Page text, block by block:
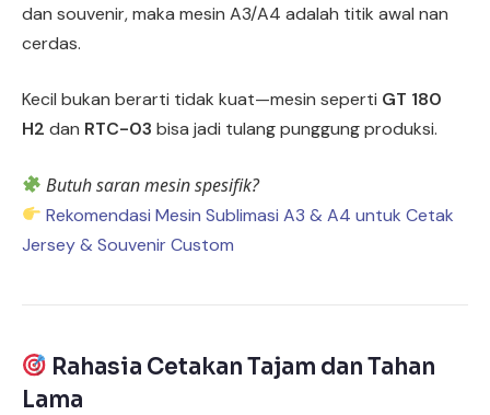
dan souvenir, maka mesin A3/A4 adalah titik awal nan
cerdas.
Kecil bukan berarti tidak kuat—mesin seperti GT 180
H2 dan RTC-03 bisa jadi tulang punggung produksi.
Butuh saran mesin spesifik?
Rekomendasi Mesin Sublimasi A3 & A4 untuk Cetak
Jersey & Souvenir Custom
Rahasia Cetakan Tajam dan Tahan
Lama